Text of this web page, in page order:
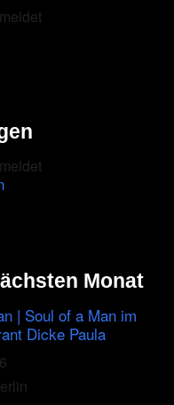
Monat
| Soul of a Man im
Dicke Paula